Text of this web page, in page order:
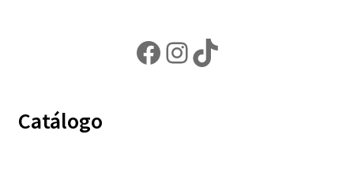
Facebook
Instagram
TikTok
Catálogo